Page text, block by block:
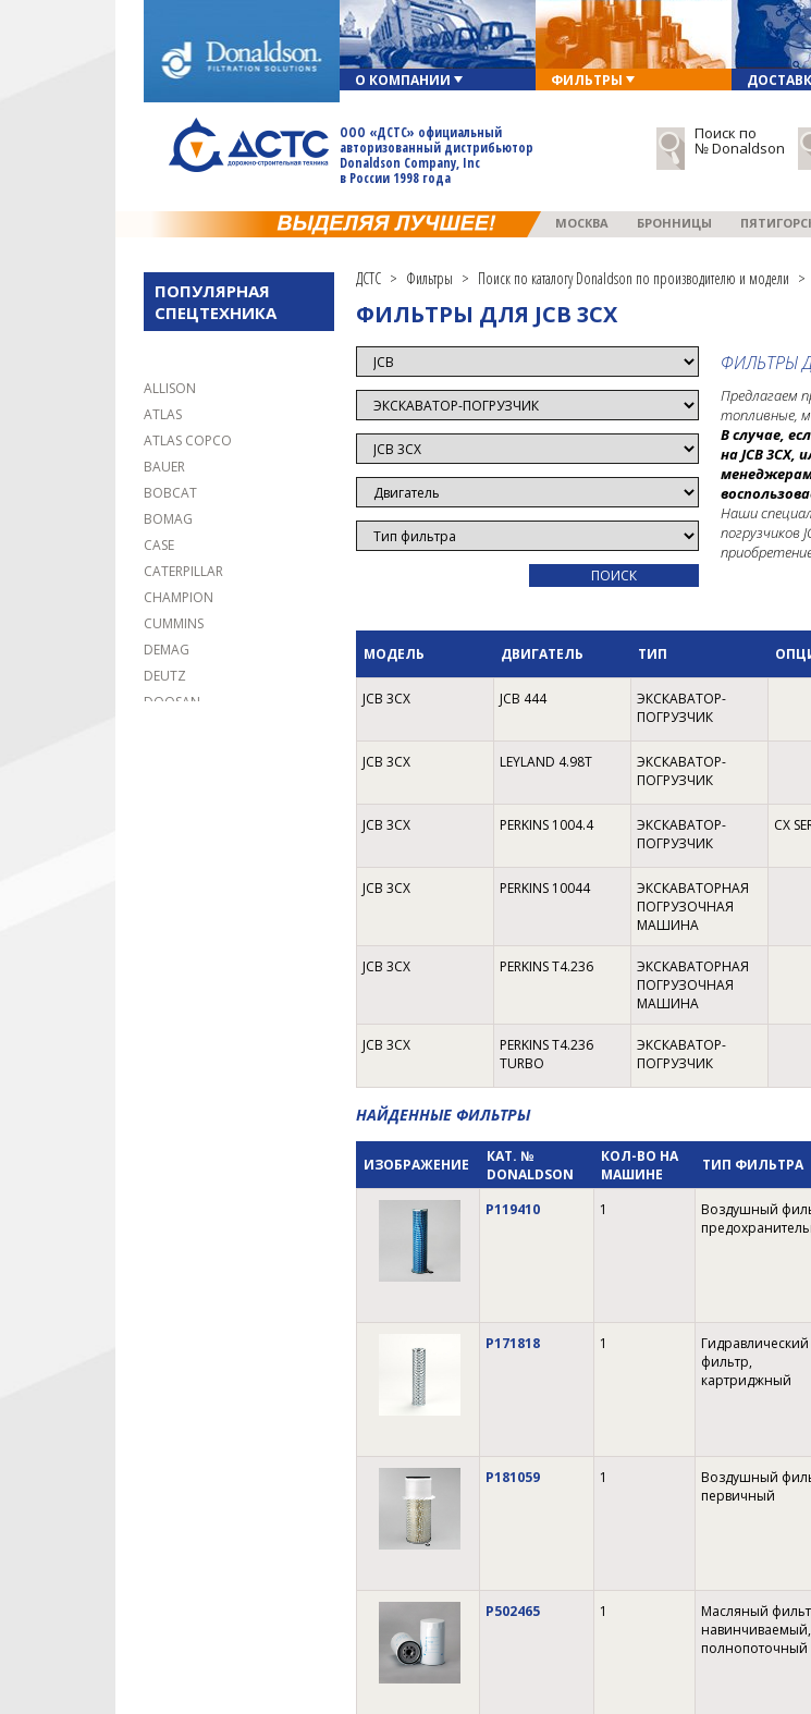
О КОМПАНИИ ФИЛЬТРЫ
ООО «ДСТС» официальный
авторизованный дистрибьютор
Donaldson Company, Inc
в России 1998 года
Поиск по
№ Donaldson
МОСКВА БРОННИЦЫ
ПОПУЛЯРНАЯ
СПЕЦТЕХНИКА
ALLISON
ATLAS
ATLAS COPCO
BAUER
BOBCAT
BOMAG
CASE
CATERPILLAR
CHAMPION
CUMMINS
DEMAG
DEUTZ
DOOSAN
ДСТС > Фильтры > Поиск по каталогу Donaldson по производителю и модели >
ФИЛЬТРЫ ДЛЯ JCB 3CX
ФИЛЬТРЫ
Предлагаем
топливные,
В случае,
на JCB 3CX,
Наши
погрузчиков
МОДЕЛЬ ДВИГАТЕЛЬ ТИП
JCB 3CX
JCB 444
ЭКСКАВАТОР-
ПОГРУЗЧИК
JCB 3CX LEYLAND 4.98T
ЭКСКАВАТОР-
ПОГРУЗЧИК
JCB 3CX PERKINS 1004.4
ЭКСКАВАТОР-
ПОГРУЗЧИК
CX
JCB 3CX PERKINS 10044
ЭКСКАВАТОРНАЯ
ПОГРУЗОЧНАЯ
МАШИНА
JCB 3CX PERKINS T4.236
ЭКСКАВАТОРНАЯ
ПОГРУЗОЧНАЯ
МАШИНА
JCB 3CX
PERKINS T4.236
TURBO
ЭКСКАВАТОР-
ПОГРУЗЧИК
НАЙДЕННЫЕ ФИЛЬТРЫ
ИЗОБРАЖЕНИЕ
КАТ. №
DONALDSON
КОЛ-ВО НА
МАШИНЕ
ТИП ФИЛЬТРА
P119410
1
Воздушный
P171818 1
Гидравлический
фильтр,
картриджный
P181059 1
Воздушный
первичный
P502465 1
Масляный
навинчиваемый,
полнопоточный